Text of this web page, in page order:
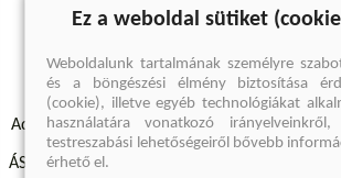
A keresett kifejezésre
Adatvédelmi szabályzatok Elállási
ÁSZF - Vásárlási feltételek
Ez a weboldal sütiket
Weboldalunk tartalmának személyre
és a böngészési élmény biztosítása
(cookie), illetve egyéb technológiákat
használatára vonatkozó
testreszabási lehetőségeiről bővebb
érhető el.